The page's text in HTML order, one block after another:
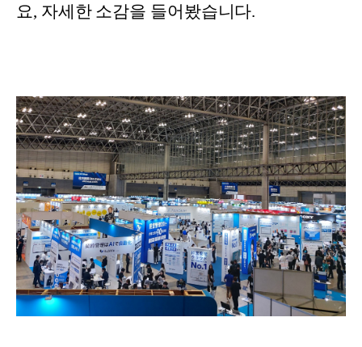
요, 자세한 소감을 들어봤습니다.